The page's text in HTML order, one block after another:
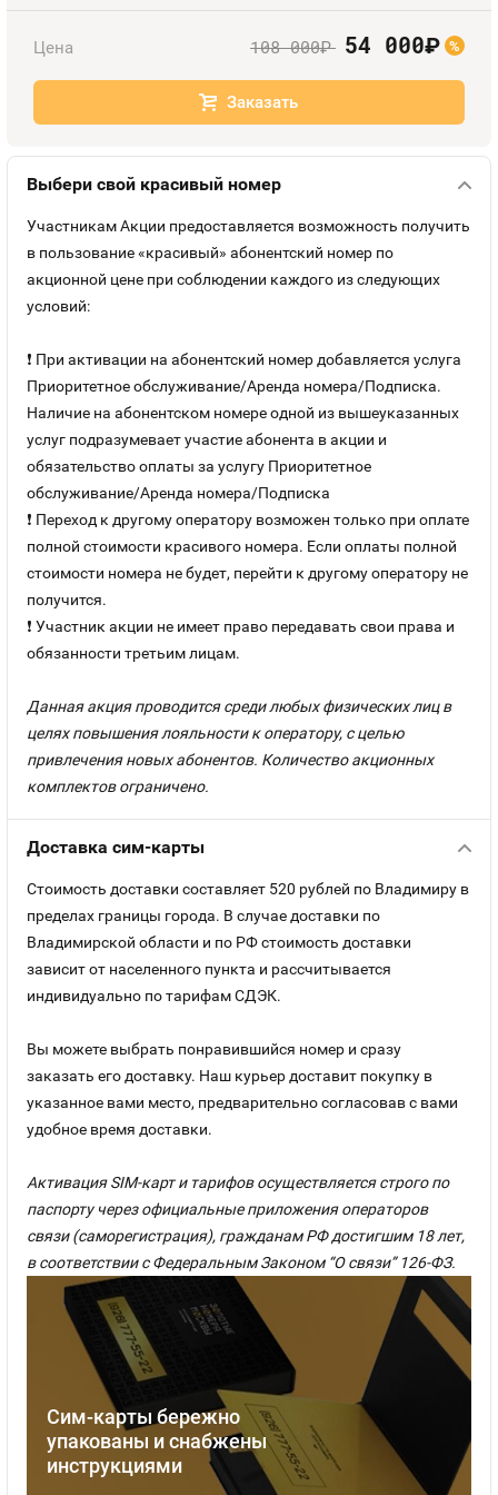
Контакты
Цена 108 000руб. 54 000руб. %
Заказать
Выбери свой красивый номер
Участникам Акции предоставляется возможность получить
в пользование «красивый» абонентский номер по
акционной цене при соблюдении каждого из следующих
условий:
❗ При активации на абонентский номер добавляется услуга
Приоритетное обслуживание/Аренда номера/Подписка.
Наличие на абонентском номере одной из вышеуказанных
услуг подразумевает участие абонента в акции и
обязательство оплаты за услугу Приоритетное
обслуживание/Аренда номера/Подписка
❗ Переход к другому оператору возможен только при оплате
полной стоимости красивого номера. Если оплаты полной
стоимости номера не будет, перейти к другому оператору не
получится.
❗ Участник акции не имеет право передавать свои права и
обязанности третьим лицам.
Данная акция проводится среди любых физических лиц в
целях повышения лояльности к оператору, с целью
привлечения новых абонентов. Количество акционных
комплектов ограничено.
Доставка сим-карты
Сим-карты бережно
упакованы и снабжены
инструкциями
Стоимость доставки составляет 520 рублей по Владимиру в
пределах границы города. В случае доставки по
Владимирской области и по РФ стоимость доставки
зависит от населенного пункта и рассчитывается
индивидуально по тарифам СДЭК.
Вы можете выбрать понравившийся номер и сразу
заказать его доставку. Наш курьер доставит покупку в
указанное вами место, предварительно согласовав с вами
удобное время доставки.
Активация SIM-карт и тарифов осуществляется строго по
паспорту через официальные приложения операторов
связи (саморегистрация), гражданам РФ достигшим 18 лет,
в соответствии с Федеральным Законом “О связи” 126-ФЗ.